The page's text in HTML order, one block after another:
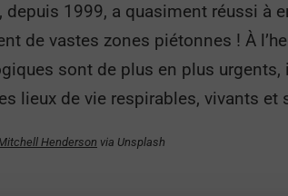
1999, a quasiment réussi à
de vastes zones piétonnes ! À
sont de plus en plus
lieux de vie respirables, vivants et
Henderson via Unsplash